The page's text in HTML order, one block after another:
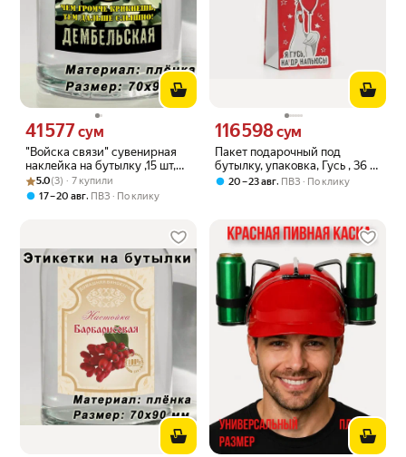
"Войска связи" сувенирная
наклейка на бутылку ,15 шт,
70x90 мм
Цена 41577 сум вместо
41 577сум
Рейтинг товара: 5.0 из 5
Оценок: (3) · 7 купили
5.0(3) · 7 купили
17 – 20 авг, ПВЗ По клику
Пакет подарочный под
бутылку, упаковка, Гусь , 36 х
13 х 10 см
Цена 116598 сум вместо
116 598сум
20 – 23 авг, ПВЗ По клику